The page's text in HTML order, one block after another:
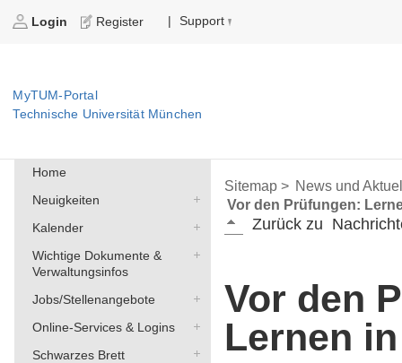
Login Register | Support
MyTUM-Portal
Technische Universität München
Home
Neuigkeiten
Kalender
Wichtige Dokumente &
Verwaltungsinfos
Jobs/Stellenangebote
Online-Services & Logins
Schwarzes Brett
Sitemap > News und
Vor den Prüfungen:
Zurück zu
Vor den
Lernen